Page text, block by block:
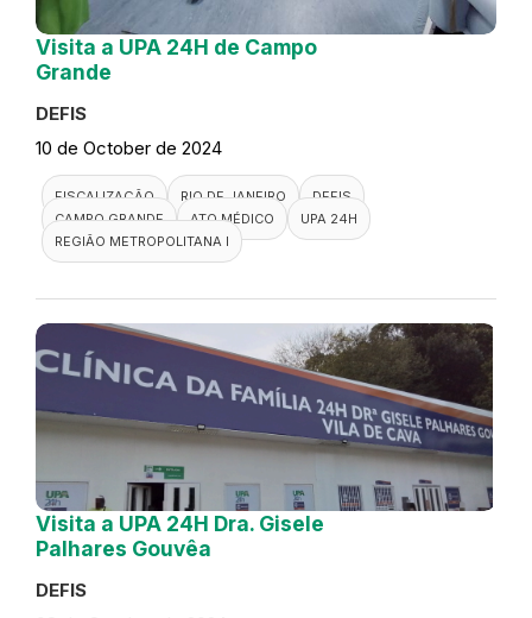
Visita a UPA 24H de Campo
Grande
DEFIS
10 de October de 2024
FISCALIZAÇÃO RIO DE JANEIRO
DEFIS
CAMPO GRANDE
ATO MÉDICO
UPA 24H
REGIÃO METROPOLITANA I
Visita a UPA 24H Dra. Gisele
Palhares Gouvêa
DEFIS